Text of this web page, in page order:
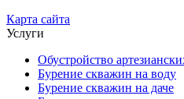
Карта сайта
Услуги
Обустройство
Бурение скважин на воду
Бурение скважин на даче